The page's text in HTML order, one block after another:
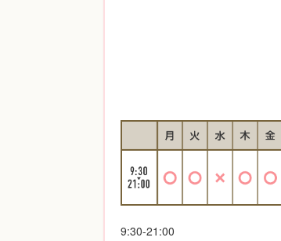
9:30-21:00